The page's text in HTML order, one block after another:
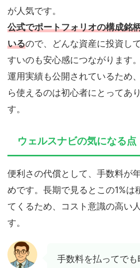
が人気です。
公式でポートフォリオの構成銘
いるので、どんな資産に投資し
すいのも安心感につながります。
運用実績も公開されているため
ら使えるのは初心者にとってあ
す。
ウェルスナビの気になる点
便利さの代償として、手数料が
めです。長期で見るとこの1%は
てくるため、コスト意識の高い
す。
手数料を払ってで